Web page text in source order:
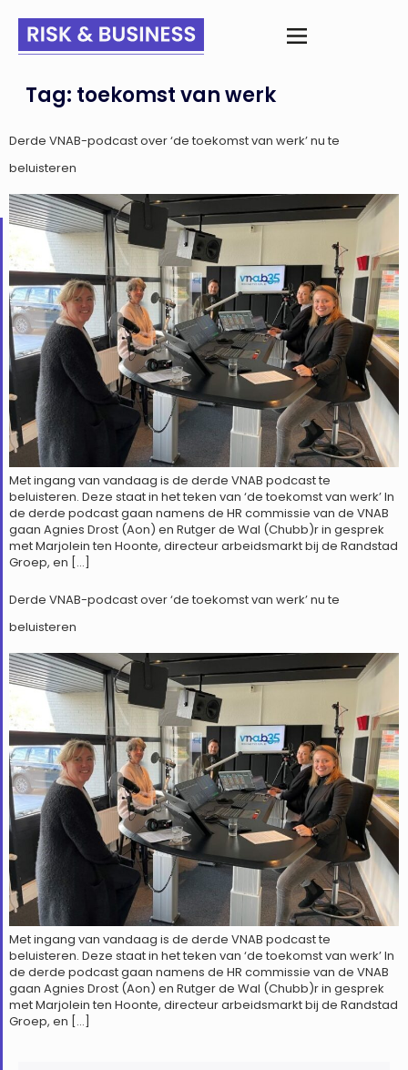
Tag: toekomst van werk
Derde VNAB-podcast over ‘de toekomst van werk’ nu te
beluisteren
Met ingang van vandaag is de derde VNAB podcast te
beluisteren. Deze staat in het teken van ‘de toekomst van werk’ In
de derde podcast gaan namens de HR commissie van de VNAB
gaan Agnies Drost (Aon) en Rutger de Wal (Chubb)r in gesprek
met Marjolein ten Hoonte, directeur arbeidsmarkt bij de Randstad
Groep, en […]
Derde VNAB-podcast over ‘de toekomst van werk’ nu te
beluisteren
Met ingang van vandaag is de derde VNAB podcast te
beluisteren. Deze staat in het teken van ‘de toekomst van werk’ In
de derde podcast gaan namens de HR commissie van de VNAB
gaan Agnies Drost (Aon) en Rutger de Wal (Chubb)r in gesprek
met Marjolein ten Hoonte, directeur arbeidsmarkt bij de Randstad
Groep, en […]